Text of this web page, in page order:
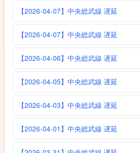
【2026-04-07】中央総武線 遅延
【2026-04-07】中央総武線 遅延
【2026-04-06】中央総武線 遅延
【2026-04-05】中央総武線 遅延
【2026-04-03】中央総武線 遅延
【2026-04-01】中央総武線 遅延